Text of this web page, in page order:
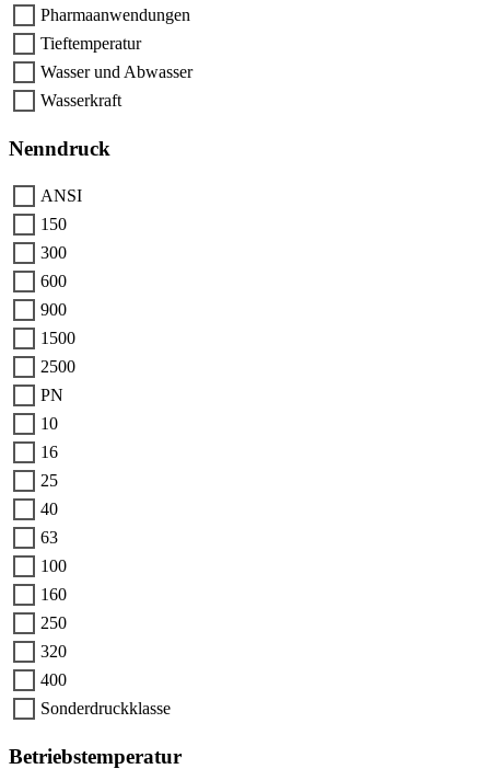
Pharmaanwendungen
Tieftemperatur
Wasser und Abwasser
Wasserkraft
Nenndruck
ANSI
150
300
600
900
1500
2500
PN
10
16
25
40
63
100
160
250
320
400
Sonderdruckklasse
Betriebstemperatur